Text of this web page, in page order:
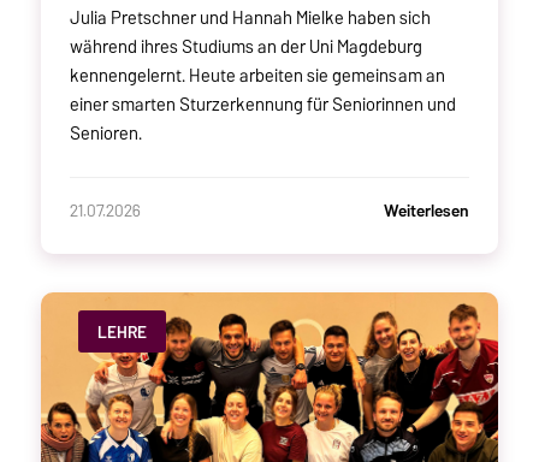
Julia Pretschner und Hannah Mielke haben sich
während ihres Studiums an der Uni Magdeburg
kennengelernt. Heute arbeiten sie gemeinsam an
einer smarten Sturzerkennung für Seniorinnen und
Senioren.
21.07.2026 Weiterlesen
LEHRE